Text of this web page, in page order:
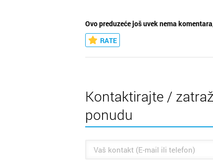
Ovo preduzeće još uvek nema
RATE
Kontaktirajte /
ponudu